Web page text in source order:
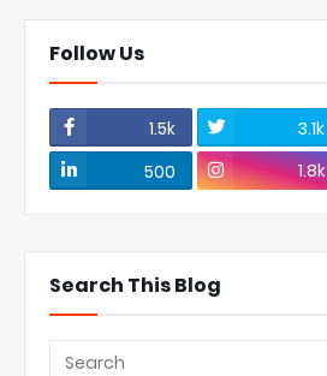
Follow Us
1.5k 3.1k
500
1.8k
Search This Blog